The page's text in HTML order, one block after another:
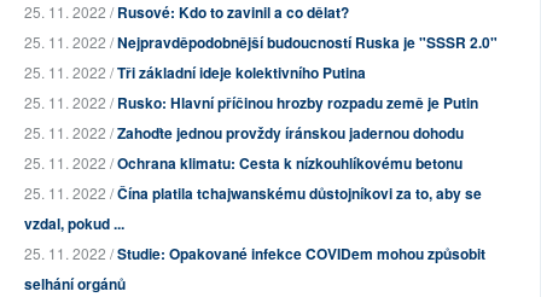
25. 11. 2022 /Rusové: Kdo to zavinil a co dělat?
25. 11. 2022 /Nejpravděpodobnější budoucností Ruska je "SSSR 2.0"
25. 11. 2022 /Tři základní ideje kolektivního Putina
25. 11. 2022 /Rusko: Hlavní příčinou hrozby rozpadu země je Putin
25. 11. 2022 /Zahoďte jednou provždy íránskou jadernou dohodu
25. 11. 2022 /Ochrana klimatu: Cesta k nízkouhlíkovému betonu
25. 11. 2022 /Čína platila tchajwanskému důstojníkovi za to, aby se
vzdal, pokud ...
25. 11. 2022 /Studie: Opakované infekce COVIDem mohou způsobit
selhání orgánů